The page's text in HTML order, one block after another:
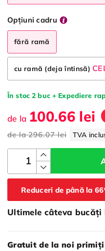
Opțiuni cadru
fără ramă
cu ramă (deja întinsă)
În stoc 2 buc + Expediere
de la 100.66 lei
de la296.07 lei TVA
Reduceri de până la
Ultimele câteva bucăți
Gratuit de la noi primiți